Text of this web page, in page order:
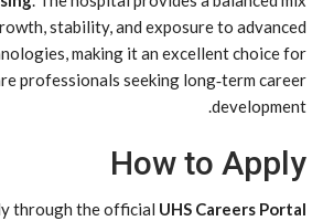
stability, and exposure to advanced
making it an excellent choice for
professionals seeking long‑term career
development.
How to Apply
through the official UHS Careers Portal